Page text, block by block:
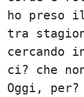
ho preso
tra
cercando
ci? che
Oggi, per?